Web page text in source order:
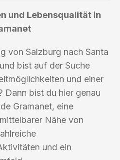
und Lebensqualität in
von Salzburg nach Santa
bist auf der Suche
und einer
Dann bist du hier genau
Gramanet, eine
Nähe von
und ein